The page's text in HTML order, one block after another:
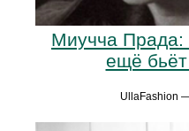
Миучча
ещё бьёт
UllaFashion